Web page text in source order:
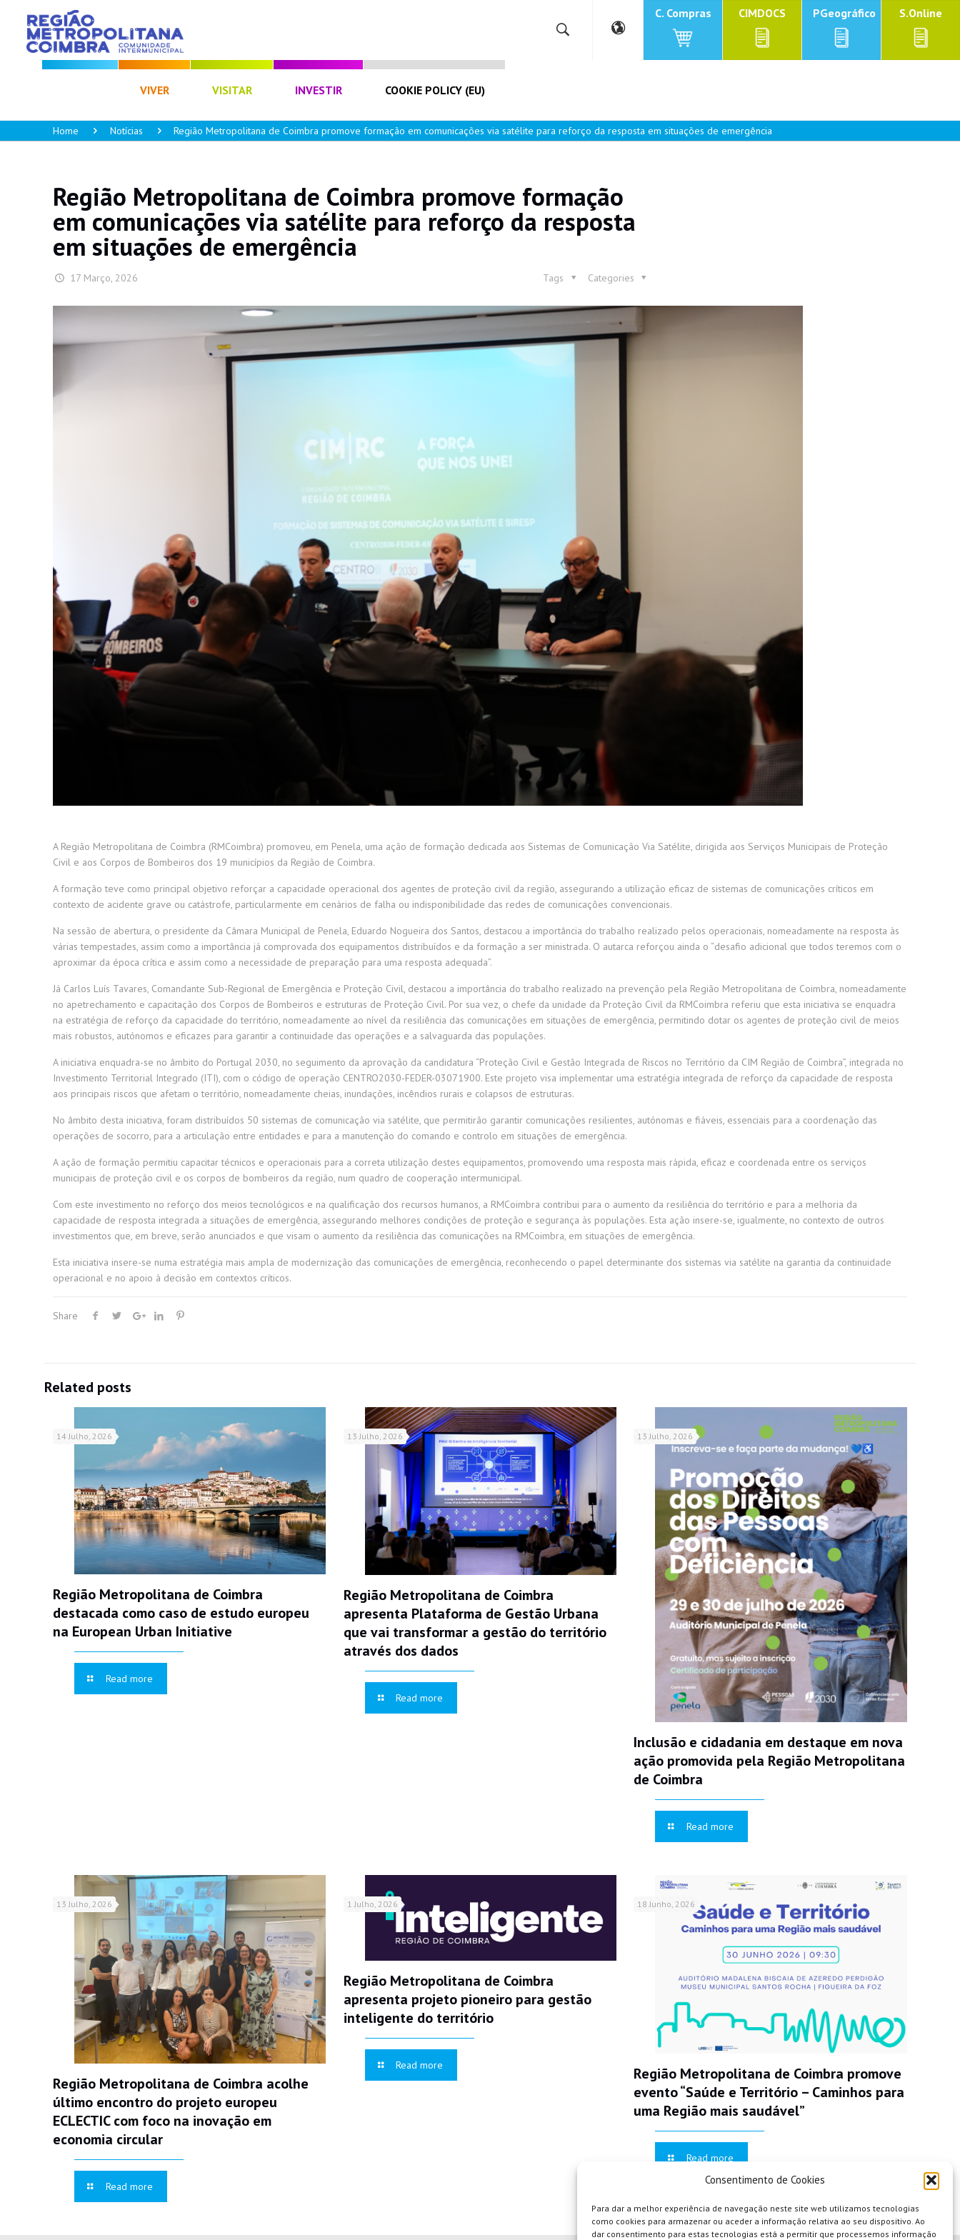
Consentimento de Cookies
Para dar a melhor experiência de navegação neste site web utilizamos tecnologias
como cookies para armazenar ou aceder a informação relativa ao seu dispositivo. Ao
dar consentimento para estas tecnologias está a permitir que processemos informação
VIVER VISITAR INVESTIR COOKIE POLICY (EU)
C. Compras CIMDOCS PGeográfico S.Online
Home Notícias Região Metropolitana de Coimbra promove formação em comunicações via satélite para reforço da resposta em situações de emergência
Região Metropolitana de Coimbra promove formação
em comunicações via satélite para reforço da resposta
em situações de emergência
17 Março, 2026 Categories
Tags
A Região Metropolitana de Coimbra (RMCoimbra) promoveu, em Penela, uma ação de formação dedicada aos Sistemas de Comunicação Via Satélite, dirigida aos Serviços Municipais de Proteção
Civil e aos Corpos de Bombeiros dos 19 municípios da Região de Coimbra.
A formação teve como principal objetivo reforçar a capacidade operacional dos agentes de proteção civil da região, assegurando a utilização eficaz de sistemas de comunicações críticos em
contexto de acidente grave ou catástrofe, particularmente em cenários de falha ou indisponibilidade das redes de comunicações convencionais.
Na sessão de abertura, o presidente da Câmara Municipal de Penela, Eduardo Nogueira dos Santos, destacou a importância do trabalho realizado pelos operacionais, nomeadamente na resposta às
várias tempestades, assim como a importância já comprovada dos equipamentos distribuídos e da formação a ser ministrada. O autarca reforçou ainda o “desafio adicional que todos teremos com o
aproximar da época crítica e assim como a necessidade de preparação para uma resposta adequada”.
Já Carlos Luís Tavares, Comandante Sub-Regional de Emergência e Proteção Civil, destacou a importância do trabalho realizado na prevenção pela Região Metropolitana de Coimbra, nomeadamente
no apetrechamento e capacitação dos Corpos de Bombeiros e estruturas de Proteção Civil. Por sua vez, o chefe da unidade da Proteção Civil da RMCoimbra referiu que esta iniciativa se enquadra
na estratégia de reforço da capacidade do território, nomeadamente ao nível da resiliência das comunicações em situações de emergência, permitindo dotar os agentes de proteção civil de meios
mais robustos, autónomos e eficazes para garantir a continuidade das operações e a salvaguarda das populações.
A iniciativa enquadra-se no âmbito do Portugal 2030, no seguimento da aprovação da candidatura “Proteção Civil e Gestão Integrada de Riscos no Território da CIM Região de Coimbra”, integrada no
Investimento Territorial Integrado (ITI), com o código de operação CENTRO2030-FEDER-03071900. Este projeto visa implementar uma estratégia integrada de reforço da capacidade de resposta
aos principais riscos que afetam o território, nomeadamente cheias, inundações, incêndios rurais e colapsos de estruturas.
No âmbito desta iniciativa, foram distribuídos 50 sistemas de comunicação via satélite, que permitirão garantir comunicações resilientes, autónomas e fiáveis, essenciais para a coordenação das
operações de socorro, para a articulação entre entidades e para a manutenção do comando e controlo em situações de emergência.
A ação de formação permitiu capacitar técnicos e operacionais para a correta utilização destes equipamentos, promovendo uma resposta mais rápida, eficaz e coordenada entre os serviços
municipais de proteção civil e os corpos de bombeiros da região, num quadro de cooperação intermunicipal.
Com este investimento no reforço dos meios tecnológicos e na qualificação dos recursos humanos, a RMCoimbra contribui para o aumento da resiliência do território e para a melhoria da
capacidade de resposta integrada a situações de emergência, assegurando melhores condições de proteção e segurança às populações. Esta ação insere-se, igualmente, no contexto de outros
investimentos que, em breve, serão anunciados e que visam o aumento da resiliência das comunicações na RMCoimbra, em situações de emergência.
Esta iniciativa insere-se numa estratégia mais ampla de modernização das comunicações de emergência, reconhecendo o papel determinante dos sistemas via satélite na garantia da continuidade
operacional e no apoio à decisão em contextos críticos.
Share
Related posts
14 Julho, 2026
Região Metropolitana de Coimbra
destacada como caso de estudo europeu
na European Urban Initiative
Read more
13 Julho, 2026
Região Metropolitana de Coimbra
apresenta Plataforma de Gestão Urbana
que vai transformar a gestão do território
através dos dados
Read more
13 Julho, 2026
Inclusão e cidadania em destaque em nova
ação promovida pela Região Metropolitana
de Coimbra
Read more
13 Julho, 2026
Região Metropolitana de Coimbra acolhe
último encontro do projeto europeu
ECLECTIC com foco na inovação em
economia circular
Read more
1 Julho, 2026
Região Metropolitana de Coimbra
apresenta projeto pioneiro para gestão
inteligente do território
Read more
18 Junho, 2026
Região Metropolitana de Coimbra promove
evento “Saúde e Território – Caminhos para
uma Região mais saudável”
Read more